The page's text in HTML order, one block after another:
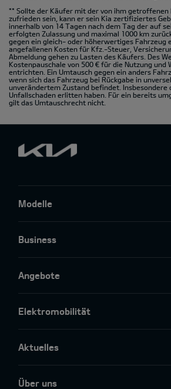
** Sollte der Käufer mit der von ihm getroffenen
zufrieden sein, kann er sein Kia zertifiziertes
innerhalb von 14 Tagen nach dem Tag der auf
erfolgten Zulassung und maximal 1000 km
gegen ein gleich- oder höherwertiges Fahrzeug
angefallenen Kosten für Kfz.-Steuer,
Abmeldung gehen zu Lasten des Käufers. Des
Kostenpauschale von 500 € für die Nutzung und
entrichten. Ein Umtausch gegen ein anders
wenn sich das Fahrzeug bei Rückgabe in
unverändertem Zustand befindet. Insbesondere
Unfallschaden erlitten haben. Für ein bereits
gilt das Umtauschrecht nicht.
Modelle
Business
Angebote
Elektromobilität
Aktuelles
Über uns